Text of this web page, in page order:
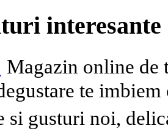
interesante
Magazin online
te
si gusturi noi,